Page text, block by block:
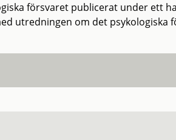
försvaret publicerat under ett
utredningen om det psykologiska